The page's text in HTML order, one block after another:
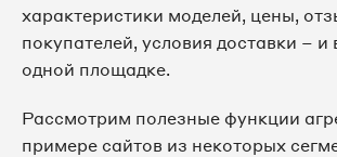
характеристики моделей, цены,
покупателей, условия доставки – и
одной площадке.
Рассмотрим полезные функции
примере сайтов из некоторых